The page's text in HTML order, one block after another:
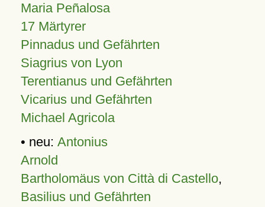
Maria Peñalosa
17 Märtyrer
Pinnadus und Gefährten
Siagrius von Lyon
Terentianus und Gefährten
Vicarius und Gefährten
Michael Agricola
• neu: Antonius
Arnold
Bartholomäus von Città di Castello,
Basilius und Gefährten